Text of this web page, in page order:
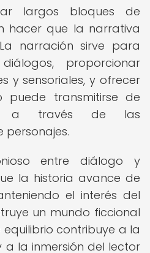
largos bloques de
hacer que la narrativa
narración sirve para
proporcionar
y sensoriales, y ofrecer
puede transmitirse de
a través de las
personajes.
entre diálogo y
la historia avance de
el interés del
un mundo ficcional
contribuye a la
a la inmersión del lector